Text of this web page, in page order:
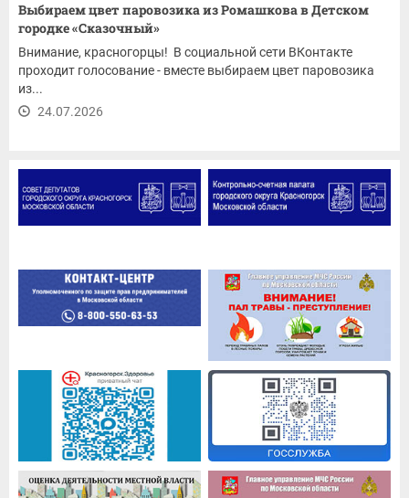
Выбираем цвет паровозика из Ромашкова в Детском
городке «Сказочный»
Внимание, красногорцы! В социальной сети ВКонтакте
проходит голосование - вместе выбираем цвет паровозика
из...
24.07.2026